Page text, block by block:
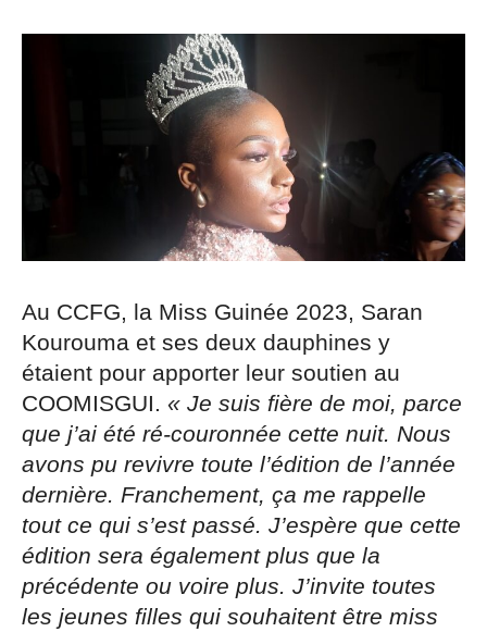
Au CCFG, la Miss Guinée 2023, Saran
Kourouma et ses deux dauphines y
étaient pour apporter leur soutien au
COOMISGUI. « Je suis fière de moi, parce
que j’ai été ré-couronnée cette nuit. Nous
avons pu revivre toute l’édition de l’année
dernière. Franchement, ça me rappelle
tout ce qui s’est passé. J’espère que cette
édition sera également plus que la
précédente ou voire plus. J’invite toutes
les jeunes filles qui souhaitent être miss